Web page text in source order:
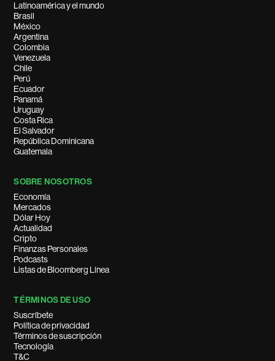
Latinoamérica y el mundo
Brasil
México
Argentina
Colombia
Venezuela
Chile
Perú
Ecuador
Panamá
Uruguay
Costa Rica
El Salvador
República Dominicana
Guatemala
SOBRE NOSOTROS
Economía
Mercados
Dólar Hoy
Actualidad
Cripto
Finanzas Personales
Podcasts
Listas de Bloomberg Línea
TÉRMINOS DE USO
Suscríbete
Política de privacidad
Términos de suscripción
Tecnología
T&C